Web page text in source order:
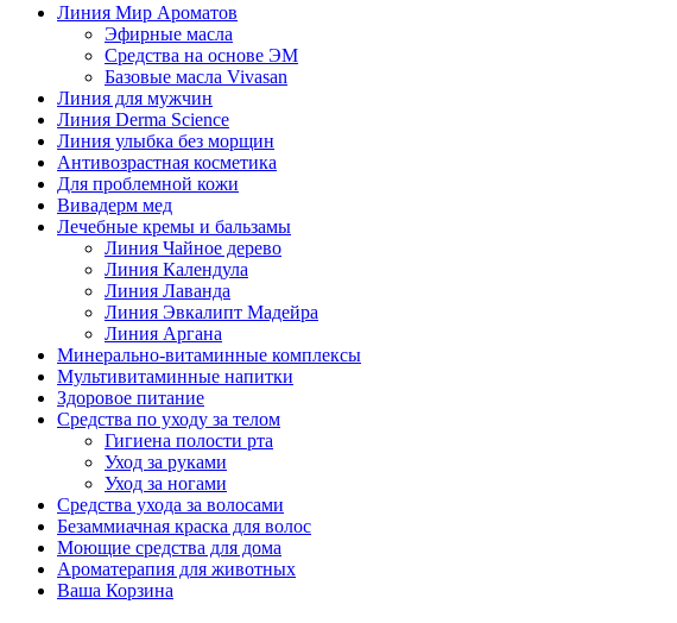
Линия Мир Ароматов
Эфирные масла
Средства на основе ЭМ
Базовые масла Vivasan
Линия для мужчин
Линия Derma Science
Линия улыбка без морщин
Антивозрастная косметика
Для проблемной кожи
Вивадерм мед
Лечебные кремы и бальзамы
Линия Чайное дерево
Линия Календула
Линия Лаванда
Линия Эвкалипт Мадейра
Линия Аргана
Минерально-витаминные комплексы
Мультивитаминные напитки
Здоровое питание
Средства по уходу за телом
Гигиена полости рта
Уход за руками
Уход за ногами
Средства ухода за волосами
Безаммиачная краска для волос
Моющие средства для дома
Ароматерапия для животных
Ваша Корзина